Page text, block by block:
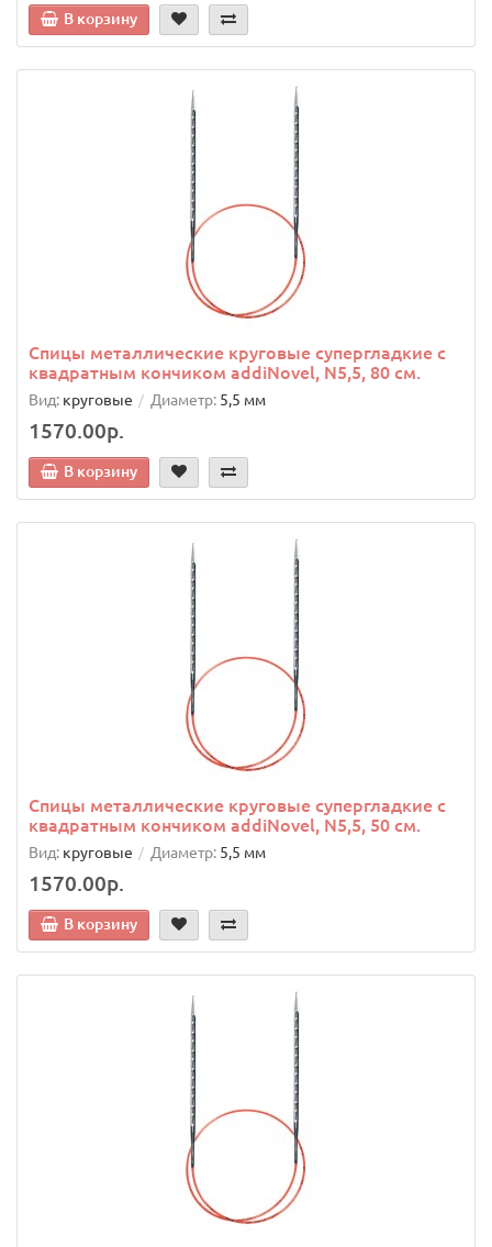
В корзину
Спицы металлические круговые супергладкие c
квадратным кончиком addiNovel, N5,5, 80 см.
Вид: круговые Диаметр: 5,5 мм
1570.00р.
В корзину
Спицы металлические круговые супергладкие c
квадратным кончиком addiNovel, N5,5, 50 см.
Вид: круговые Диаметр: 5,5 мм
1570.00р.
В корзину